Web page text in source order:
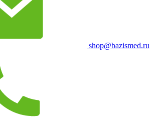
shop@bazismed.ru